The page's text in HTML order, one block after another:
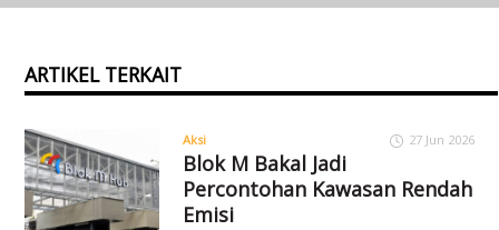
ARTIKEL TERKAIT
Aksi 27 Jun 2026
Blok M Bakal Jadi
Percontohan Kawasan Rendah
Emisi